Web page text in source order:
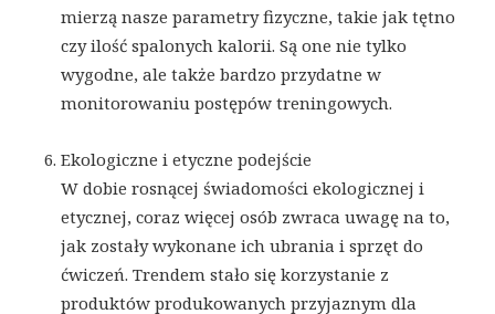
mierzą nasze parametry fizyczne, takie jak tętno
czy ilość spalonych kalorii. Są one nie tylko
wygodne, ale także bardzo przydatne w
monitorowaniu postępów treningowych.
Ekologiczne i etyczne podejście
W dobie rosnącej świadomości ekologicznej i
etycznej, coraz więcej osób zwraca uwagę na to,
jak zostały wykonane ich ubrania i sprzęt do
ćwiczeń. Trendem stało się korzystanie z
produktów produkowanych przyjaznym dla